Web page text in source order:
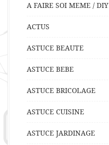
A FAIRE SOI MEME / DIY
ACTUS
ASTUCE BEAUTE
ASTUCE BEBE
ASTUCE BRICOLAGE
ASTUCE CUISINE
ASTUCE JARDINAGE